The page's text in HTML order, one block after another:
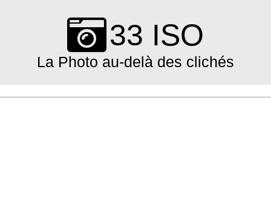
33 ISO
La Photo au-delà des clichés
Primary